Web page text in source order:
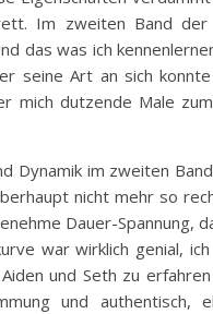
Im zweiten Band
das was ich
seine Art an sich
mich dutzende Male
Dynamik im zweiten
nicht mehr so
Dauer-Spannung,
war wirklich genial,
und Seth zu
und